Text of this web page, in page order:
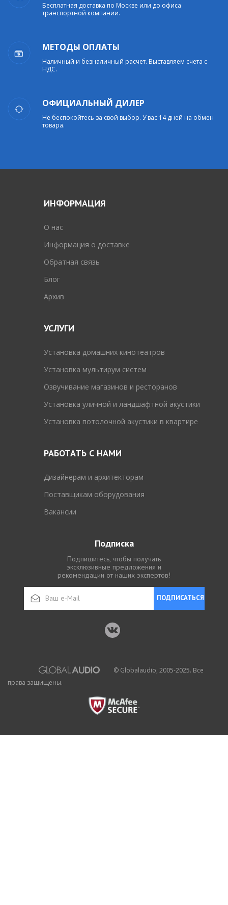
Бесплатная доставка по Москве или до офиса
транспортной компании.
МЕТОДЫ ОПЛАТЫ
Наличный и безналичный расчет. Выставляем счета с
НДС.
ОФИЦИАЛЬНЫЙ ДИЛЕР
Не беспокойтесь за свой выбор. У вас 14 дней на обмен
товара.
ИНФОРМАЦИЯ
O нас
Информация о доставке
Обратная связь
Блог
Архив
УСЛУГИ
Установка домашних кинотеатров
Установка мультирум систем
Озвучивание магазинов и ресторанов
Установка уличной и ландшафтной акустики
Установка потолочной акустики в квартире
РАБОТАТЬ С НАМИ
Дизайнерам и архитекторам
Поставщикам оборудования
Вакансии
Подписка
Подпишитесь, чтобы получать
эксклюзивные предложения и
рекомендации от наших экспертов!
ПОДПИСАТЬСЯ
© Globalaudio, 2005-2025. Все
права защищены.